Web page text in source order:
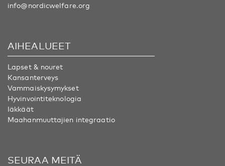
info@nordicwelfare.org
AIHEALUEET
Lapset & nouret
Kansanterveys
Vammaiskysymykset
Hyvinvointiteknologia
Iäkkäät
Maahanmuuttajien integraatio
SEURAA MEITÄ